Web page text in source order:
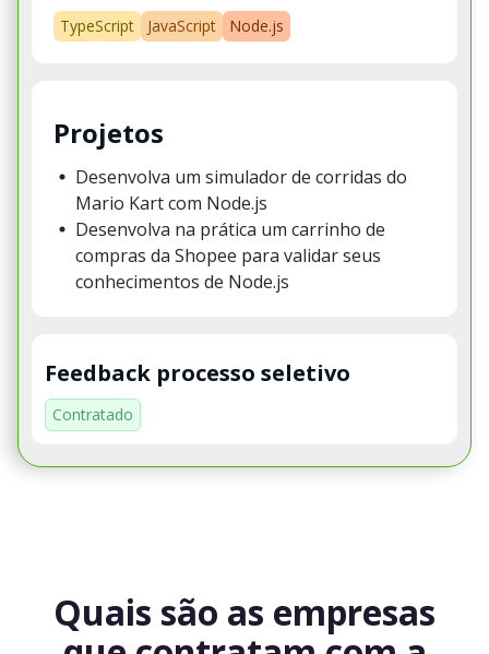
TypeScript JavaScript Node.js
Projetos
Desenvolva um simulador de corridas do
Mario Kart com Node.js
Desenvolva na prática um carrinho de
compras da Shopee para validar seus
conhecimentos de Node.js
Feedback processo seletivo
Contratado
Quais são as empresas